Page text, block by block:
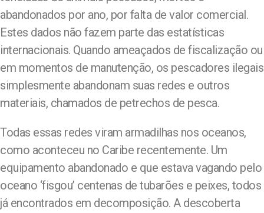
abandonados por ano, por falta de valor comercial.
Estes dados não fazem parte das estatísticas
internacionais. Quando ameaçados de fiscalização ou
em momentos de manutenção, os pescadores ilegais
simplesmente abandonam suas redes e outros
materiais, chamados de petrechos de pesca.
Todas essas redes viram armadilhas nos oceanos,
como aconteceu no Caribe recentemente. Um
equipamento abandonado e que estava vagando pelo
oceano ‘fisgou’ centenas de tubarões e peixes, todos
já encontrados em decomposição. A descoberta